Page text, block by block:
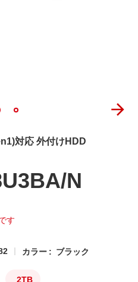
対応 外付けHDD
N
す
カラー : ブラック
2TB